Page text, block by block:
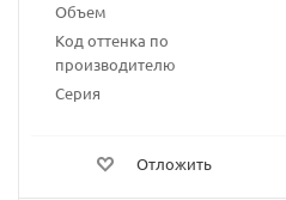
Объем
Код оттенка по
производителю
Серия
Отложить